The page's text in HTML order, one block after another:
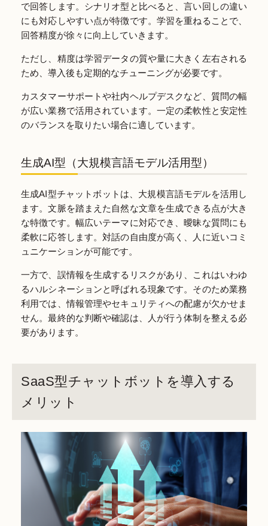
で回答します。シナリオ型と比べると、言い回しの違い
にも対応しやすい点が特徴です。学習を重ねることで、
回答精度が徐々に向上していきます。
ただし、精度は学習データの質や量に大きく左右される
ため、導入後も定期的なチューニングが必要です。
カスタマーサポートや社内ヘルプデスクなど、質問の幅
が広い業務で活用されています。一定の柔軟性と安定性
のバランスを取りたい場合に適しています。
生成AI型（大規模言語モデル活用型）
生成AI型チャットボットは、大規模言語モデルを活用し
ます。文脈を踏まえた自然な文章を生成できる点が大き
な特徴です。幅広いテーマに対応でき、曖昧な質問にも
柔軟に応答します。対話の自由度が高く、人に近いコミ
ュニケーションが可能です。
一方で、誤情報を生成するリスクがあり、これはいわゆ
るハルシネーションと呼ばれる現象です。そのため業務
利用では、情報管理やセキュリティへの配慮が欠かせま
せん。最終的な判断や確認は、人が行う体制を整える必
要があります。
SaaS型チャットボットを導入する
メリット